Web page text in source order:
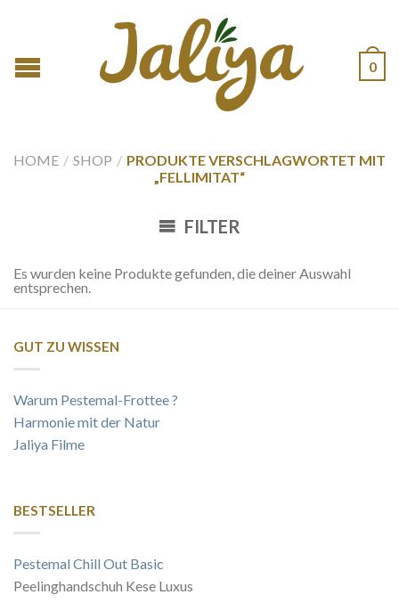
0
HOME / SHOP / PRODUKTE VERSCHLAGWORTET MIT
„FELLIMITAT“
FILTER
Es wurden keine Produkte gefunden, die deiner Auswahl
entsprechen.
GUT ZU WISSEN
Warum Pestemal-Frottee ?
Harmonie mit der Natur
Jaliya Filme
BESTSELLER
Pestemal Chill Out Basic
Peelinghandschuh Kese Luxus